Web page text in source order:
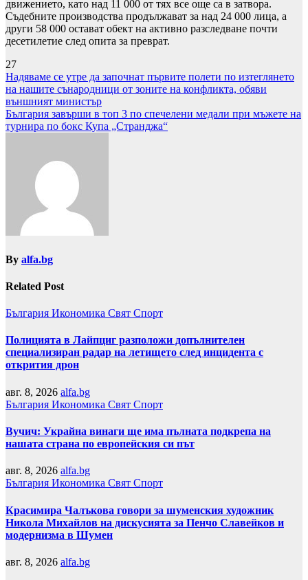
движението, като над 11 000 от тях все още са в затвора.
Съдебните производства продължават за над 24 000 лица, а
други 58 000 остават обект на активно разследване почти
десетилетие след опита за преврат.
27
Навигация
Надяваме се утре да започнат първите полети по изтеглянето
на нашите сънародници от зоните на конфликта, обяви
външният министър
България завърши в топ 3 по спечелени медали при мъжете на
турнира по бокс Купа „Странджа“
By alfa.bg
Related Post
България Икономика Свят Спорт
Полицията в Лайпциг разположи допълнителен
специализиран радар на летището след инцидента с
открития дрон
авг. 8, 2026 alfa.bg
България Икономика Свят Спорт
Вучич: Украйна винаги ще има пълната подкрепа на
нашата страна по европейския си път
авг. 8, 2026 alfa.bg
България Икономика Свят Спорт
Красимира Чалъкова говори за шуменския художник
Никола Михайлов на дискусията за Пенчо Славейков и
модернизма в Шумен
авг. 8, 2026 alfa.bg